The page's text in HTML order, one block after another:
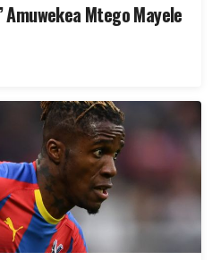
Amuwekea Mtego Mayele